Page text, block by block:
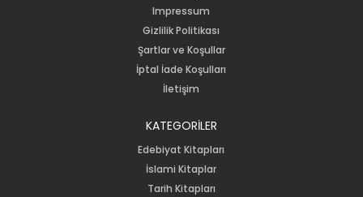
Impressum
Gizlilik Politikası
Şartlar ve Koşullar
İptal İade Koşulları
İletişim
KATEGORİLER
Edebiyat Kitapları
İslami Kitaplar
Tarih Kitapları